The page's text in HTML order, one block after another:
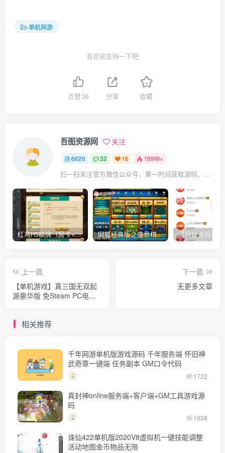
单机网游
喜欢就支持一下吧
点赞36 分享 收藏
吾图资源网 关注
6626 32 16 169W+
扫一扫关注官方微信公众号，第一时间获取源码、网赚项目资源教程，自媒体等知识干货，让互联网创业赚钱更简单。
红鸟H5棋牌（房卡+金币）全套双模式游戏源码 网狐经典版之盛世棋牌完整游戏源码（包含文档、架设教程、网站、源代码等）
上一篇
【单机游戏】真三国无双起
源豪华版 免Steam PC电脑
下一篇
无更多文章
相关推荐
千年网游单机版游戏源码 千年服务端 怀旧神
武奇章一键端 任务副本 GM口令代码
1722
真封神online服务端+客户端+GM工具游戏源
码
1638
诛仙422单机版2020V8虚拟机一键技能调整
活动地图金币物品无限